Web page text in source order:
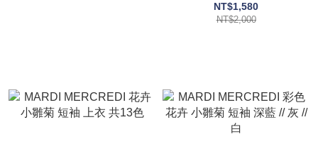
NT$1,580
NT$2,000